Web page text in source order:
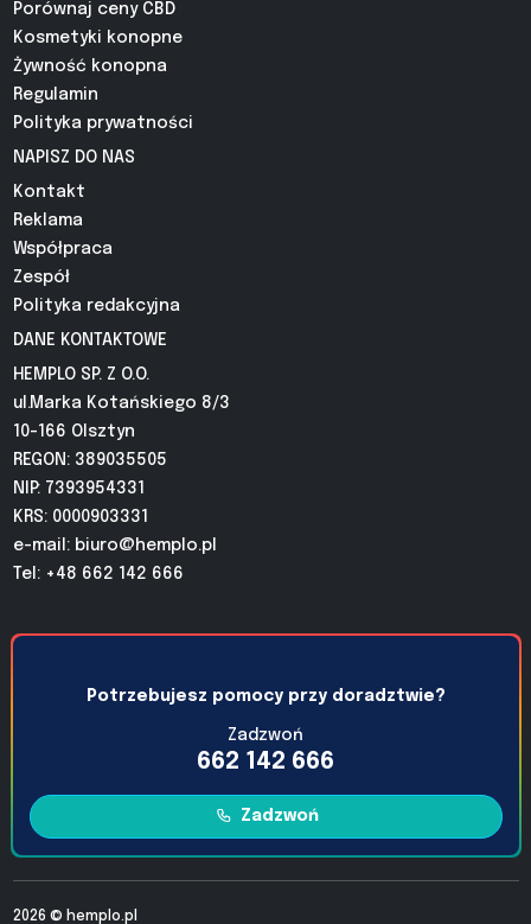
Porównaj ceny CBD
Kosmetyki konopne
Żywność konopna
Regulamin
Polityka prywatności
NAPISZ DO NAS
Kontakt
Reklama
Współpraca
Zespół
Polityka redakcyjna
DANE KONTAKTOWE
HEMPLO SP. Z O.O.
ul.Marka Kotańskiego 8/3
10-166 Olsztyn
REGON: 389035505
NIP: 7393954331
KRS: 0000903331
e-mail: biuro@hemplo.pl
Tel: +48 662 142 666
Potrzebujesz pomocy przy doradztwie?
Zadzwoń
662 142 666
Zadzwoń
2026 © hemplo.pl